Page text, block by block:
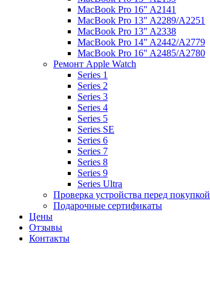
MacBook Pro 16" A2141
MacBook Pro 13" A2289/A2251
MacBook Pro 13" A2338
MacBook Pro 14" A2442/A2779
MacBook Pro 16" A2485/A2780
Ремонт Apple Watch
Series 1
Series 2
Series 3
Series 4
Series 5
Series SE
Series 6
Series 7
Series 8
Series 9
Series Ultra
Проверка устройства перед покупкой
Подарочные сертификаты
Цены
Отзывы
Контакты